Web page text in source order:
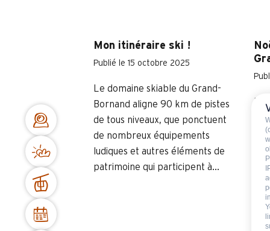
Mon itinéraire ski !
Publié le 15 octobre 2025
Le domaine skiable du Grand-
Bornand aligne 90 km de pistes
de tous niveaux, que ponctuent
de nombreux équipements
ludiques et autres éléments de
patrimoine qui participent à...